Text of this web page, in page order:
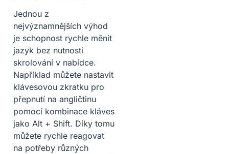
Jednou z
nejvýznamnějších výhod
je schopnost rychle měnit
jazyk bez nutnosti
skrolování v nabídce.
Například můžete nastavit
klávesovou zkratku pro
přepnutí na angličtinu
pomocí kombinace kláves
jako Alt + Shift. Díky tomu
můžete rychle reagovat
na potřeby různých